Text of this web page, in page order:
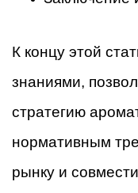
К концу этой
знаниями,
стратегию
нормативным
рынку и